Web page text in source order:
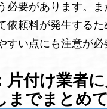
必要があります。
依頼料が発生する
すい点にも注意が必
付け業者
までまとめ